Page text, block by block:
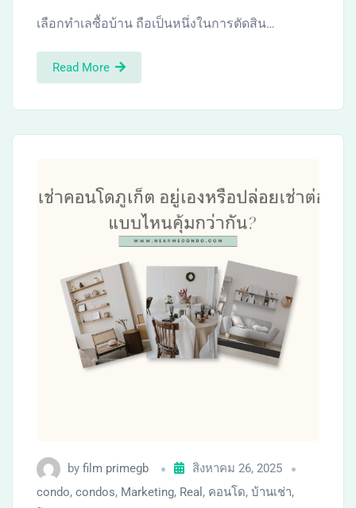
เลือกทำเลซื้อบ้าน ถือเป็นหนึ่งในการตัดสิน…
Read More
by film primegb
สิงหาคม 26, 2025
condo, condos, Marketing, Real , คอนโด, บ้านเช่า,